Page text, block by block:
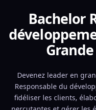
Bachelor
Devenez leader en
Responsable du
fidéliser les clients,